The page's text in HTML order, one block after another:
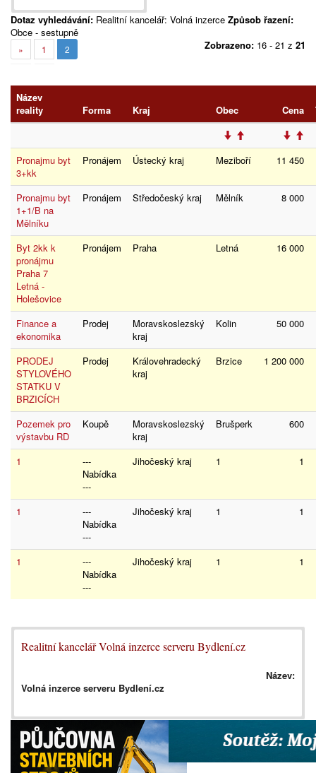
Dotaz vyhledávání: Realitní kancelář: Volná inzerce Způsob řazení:
Obce - sestupně
» 1 2 Zobrazeno: 16 - 21 z 21
Název
reality
Forma Kraj Obec Cena
Pronajmu byt
3+kk
Pronájem Ústecký kraj Meziboří 11 450
Pronajmu byt
1+1/B na
Mělníku
Pronájem Středočeský kraj Mělník 8 000
Byt 2kk k
pronájmu
Praha 7
Letná -
Holešovice
Pronájem Praha Letná 16 000
Finance a
ekonomika
Prodej
Moravskoslezský
kraj
Kolin 50 000
PRODEJ
STYLOVÉHO
STATKU V
BRZICÍCH
Prodej
Královehradecký
kraj
Brzice 1 200 000
Pozemek pro
výstavbu RD
Koupě
Moravskoslezský
kraj
Brušperk 600
1
---
Nabídka
---
Jihočeský kraj 1 1
1
---
Nabídka
---
Jihočeský kraj 1 1
1
---
Nabídka
---
Jihočeský kraj 1 1
Realitní kancelář Volná inzerce serveru Bydlení.cz
Název:
Volná inzerce serveru Bydlení.cz